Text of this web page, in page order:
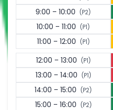
9:00 – 10:00 (P2)
10:00 – 11:00 (P1)
11:00 – 12:00 (P1)
12:00 – 13:00 (P1)
13:00 – 14:00 (P1)
14:00 – 15:00 (P2)
15:00 – 16:00 (P2)